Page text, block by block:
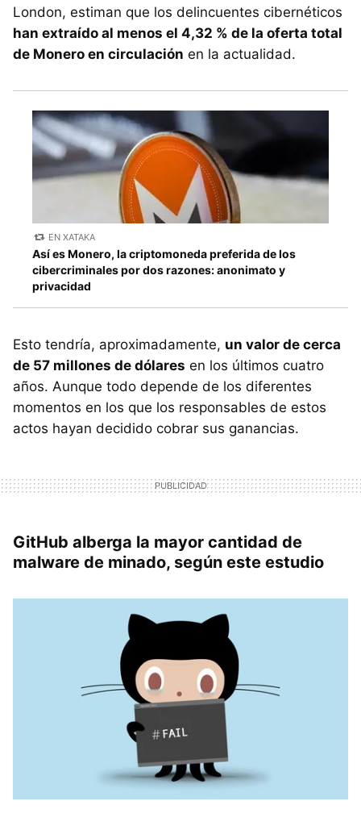
London, estiman que los delincuentes cibernéticos
han extraído al menos el 4,32 % de la oferta total
de Monero en circulación en la actualidad.
EN XATAKA
Así es Monero, la criptomoneda preferida de los
cibercriminales por dos razones: anonimato y
privacidad
Esto tendría, aproximadamente, un valor de cerca
de 57 millones de dólares en los últimos cuatro
años. Aunque todo depende de los diferentes
momentos en los que los responsables de estos
actos hayan decidido cobrar sus ganancias.
GitHub alberga la mayor cantidad de
malware de minado, según este estudio